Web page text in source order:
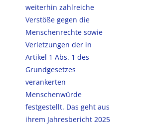
weiterhin zahlreiche
Verstöße gegen die
Menschenrechte sowie
Verletzungen der in
Artikel 1 Abs. 1 des
Grundgesetzes
verankerten
Menschenwürde
festgestellt. Das geht aus
ihrem Jahresbericht 2025